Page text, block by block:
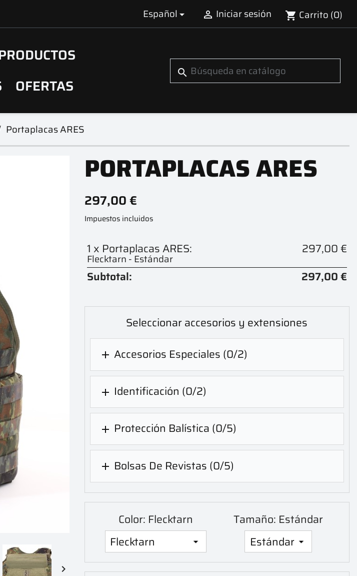
Español  Iniciar sesión shopping_cart Carrito (0)
OFERTAS
search
Portaplacas ARES

PORTAPLACAS ARES
297,00 €
Impuestos incluidos
1 x Portaplacas ARES:
Flecktarn - Estándar
297,00 €
Subtotal:
297,00 €
Seleccionar accesorios y extensiones
 Accesorios Especiales (0/2)
 Identificación (0/2)
 Protección Balística (0/5)
 Bolsas De Revistas (0/5)
Color: Flecktarn Tamaño: Estándar